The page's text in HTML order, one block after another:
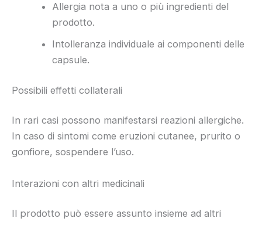
Allergia nota a uno o più ingredienti del
prodotto.
Intolleranza individuale ai componenti delle
capsule.
Possibili effetti collaterali
In rari casi possono manifestarsi reazioni allergiche.
In caso di sintomi come eruzioni cutanee, prurito o
gonfiore, sospendere l’uso.
Interazioni con altri medicinali
Il prodotto può essere assunto insieme ad altri